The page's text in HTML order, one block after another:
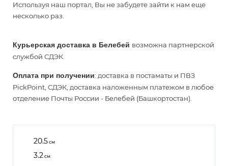
Используя наш портал, Вы не забудете зайти к нам еще
несколько раз.
Курьерская доставка в Белебей возможна партнерской
службой СДЭК.
Оплата при получении: доставка в постаматы и ПВЗ
PickPoint, СДЭК, доставка наложенным платежом в любое
отделение Почты России - Белебей (Башкортостан).
20.5см
3.2см